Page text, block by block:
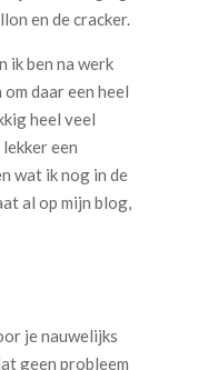
en de cracker.
ik ben na werk
daar een heel
heel veel
een
wat ik nog in de
al op mijn blog,
je nauwelijks
geen probleem